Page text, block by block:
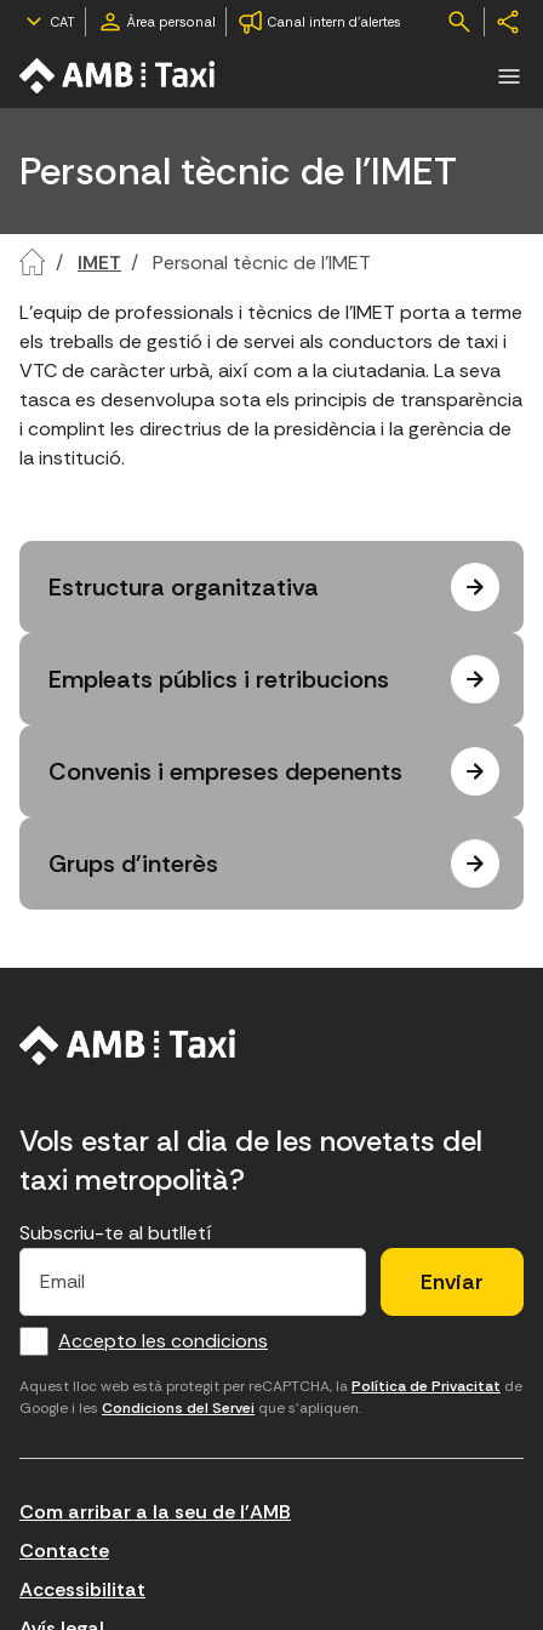
CAT Àrea personal Canal intern d'alertes
Personal tècnic de l'IMET
IMET
Personal tècnic de l'IMET
L'equip de professionals i tècnics de l'IMET porta a terme
els treballs de gestió i de servei als conductors de taxi i
VTC de caràcter urbà, així com a la ciutadania. La seva
tasca es desenvolupa sota els principis de transparència
i complint les directrius de la presidència i la gerència de
la institució.
Estructura organitzativa
Empleats públics i retribucions
Convenis i empreses depenents
Grups d'interès
Vols estar al dia de les novetats del
taxi metropolità?
E
f
o
r
m
i
n
t
E
c
a
m
p
r
r
e
H
u
d
'
a
e
p
t
×
Subscriu-te al butlletí
E
a
i
Accepto les condicions
Aquest lloc web està protegit per reCAPTCHA, laPolítica de Privacitat de
Google i les Condicions del Servei que s'apliquen.
Com arribar a la seu de l'AMB
Contacte
Accessibilitat